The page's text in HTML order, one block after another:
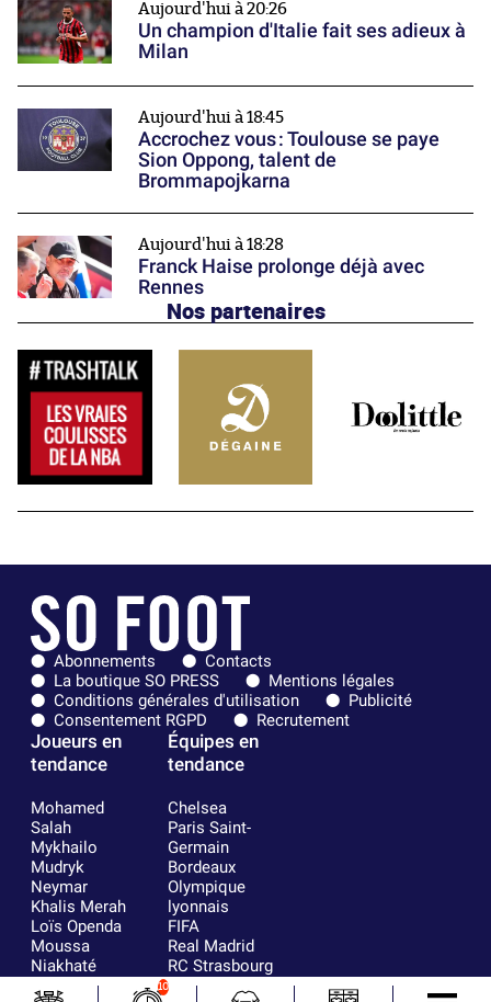
Aujourd'hui à 20:26
Un champion d'Italie fait ses adieux à
Milan
Aujourd'hui à 18:45
Accrochez vous : Toulouse se paye
Sion Oppong, talent de
Brommapojkarna
Aujourd'hui à 18:28
Franck Haise prolonge déjà avec
Rennes
Nos partenaires
Abonnements
Contacts
La boutique SO PRESS
Mentions légales
Conditions générales d'utilisation
Publicité
Consentement RGPD
Recrutement
Joueurs en
tendance
Mohamed
Salah
Mykhailo
Mudryk
Neymar
Khalis Merah
Loïs Openda
Moussa
Niakhaté
Nicolás
Équipes en
tendance
Chelsea
Paris Saint-
Germain
Bordeaux
Olympique
lyonnais
FIFA
Real Madrid
RC Strasbourg
AC Milan
10